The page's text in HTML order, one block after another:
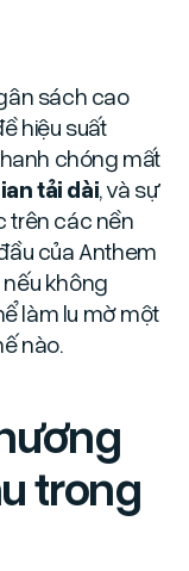
sách cao
hiệu suất
chóng mất
tải dài, và sự
trên các nền
của Anthem
không
làm lu mờ một
nào.
trong